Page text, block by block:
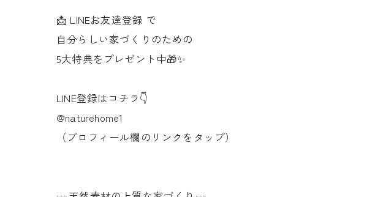
📩 LINEお友達登録 で
自分らしい家づくりのための
5大特典をプレゼント中🎁✨
LINE登録はコチラ👇
@naturehome1
（プロフィール欄のリンクをタップ）